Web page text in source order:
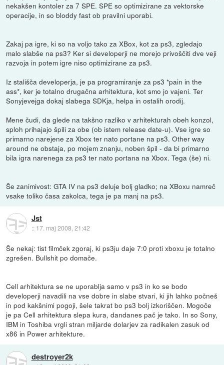
nekakšen kontoler za 7 SPE. SPE so optimizirane za vektorske
operacije, in so bloddy fast ob pravilni uporabi.
Zakaj pa igre, ki so na voljo tako za XBox, kot za ps3, zgledajo
malo slabše na ps3? Ker si developerji ne morejo privoščiti dve veji
razvoja in potem igre niso optimizirane za ps3.
Iz stališča developerja, je pa programiranje za ps3 *pain in the
ass*, ker je totalno drugačna arhitektura, kot smo jo vajeni. Ter
Sonyjevejga dokaj slabega SDKja, helpa in ostalih orodij.
Mene čudi, da glede na takšno razliko v arhitekturah obeh konzol,
sploh prihajajo špili za obe (ob istem release date-u). Vse igre so
primarno narejene za Xbox ter nato portane na ps3. Other way
around ne obstaja, po mojem znanju, noben špil - da bi primarno
bila igra narenega za ps3 ter nato portana na Xbox. Tega (še) ni.
Še zanimivost: GTA IV na ps3 deluje bolj gladko; na XBoxu namreč
vsake toliko časa zakolca, tega je pa manj na ps3.
Jst
:: 17. maj 2008, 21:42
Še nekaj: tist filmček zgoraj, ki ps3ju daje 7:0 proti xboxu je totalno
zgrešen. Bullshit po domače.
Cell arhitektura se ne uporablja samo v ps3 in ko se bodo
developerji navadili na vse dobre in slabe stvari, ki jih lahko počneš
in pod kakšnimi pogoji, šele takrat bo ps3 bolj izkoriščen. Mogoče
je pa Cell arhitektura slepa kura, dandanes pač je tako. In so Sony,
IBM in Toshiba vrgli stran miljarde dolarjev za radikalen zasuk od
x86 in Power arhitekture.
destroyer2k